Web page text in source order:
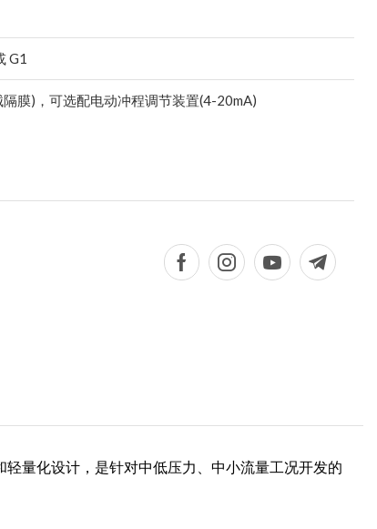
G1
隔膜)，可选配电动冲程调节装置(4-20mA)
轻量化设计，是针对中低压力、中小流量工况开发的